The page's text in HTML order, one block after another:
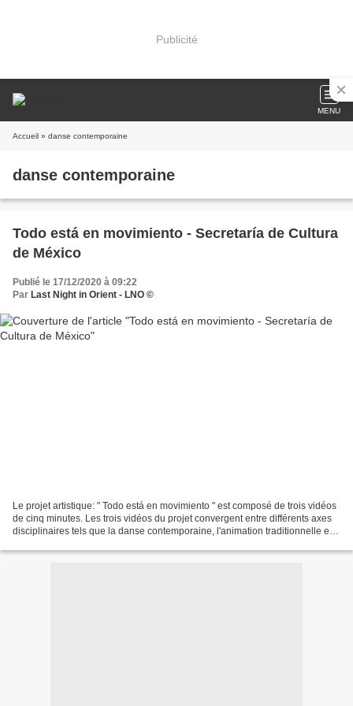
Publicité
MENU
Accueil » danse contemporaine
danse contemporaine
Todo está en movimiento - Secretaría de Cultura
de México
Publié le 17/12/2020 à 09:22
Par Last Night in Orient - LNO ©
Le projet artistique: " Todo está en movimiento " est composé de trois vidéos
de cinq minutes. Les trois vidéos du projet convergent entre différents axes
disciplinaires tels que la danse contemporaine, l'animation traditionnelle et